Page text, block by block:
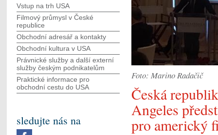
Foto: Marino Radačič
Česká
Angeles
pro americký
Vstup na trh USA
Filmový průmysl v České
republice
Obchodní adresář a kontakty
Obchodní kultura v USA
Právnické služby a další externí
služby českým podnikatelům
Praktické informace pro
obchodní cestu do USA
sledujte nás na